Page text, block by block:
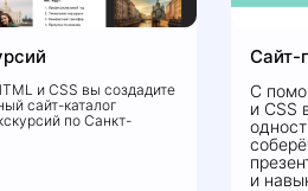
и CSS вы создадите
сайт-каталог
по Санкт-
С
и CSS
и
Сайт-